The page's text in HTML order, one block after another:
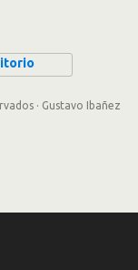
· Gustavo Ibañez